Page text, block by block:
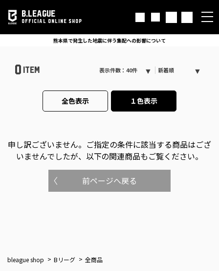
B.LEAGUE
OFFICIAL ONLINE SHOP
熊本県で発生した地震に伴う集配への影響について
0 ITEM 表示件数：40件 新着順
全色表示 １色表示
申し訳ございません。 ご指定の条件に該当する商品はござ
いませんでしたが、以下の関連商品もご覧ください。
前ページへ戻る
bleague shop Bリーグ 全商品